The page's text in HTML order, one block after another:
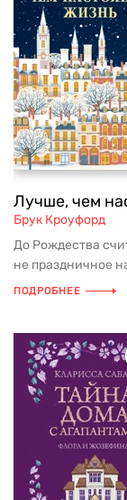
Лучше, чем
Брук Кроуфорд
До Рождества
не праздничное
ПОДРОБНЕЕ